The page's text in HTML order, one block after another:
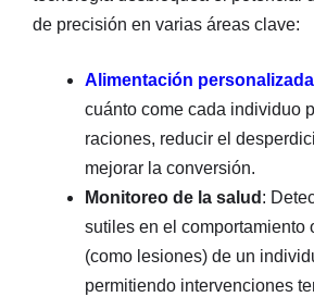
de precisión en varias áreas clave:
Alimentación personalizada
cuánto come cada individuo
raciones, reducir el
mejorar la conversión.
Monitoreo de la salud :
sutiles en el comportamiento
(como lesiones) de un
permitiendo intervenciones